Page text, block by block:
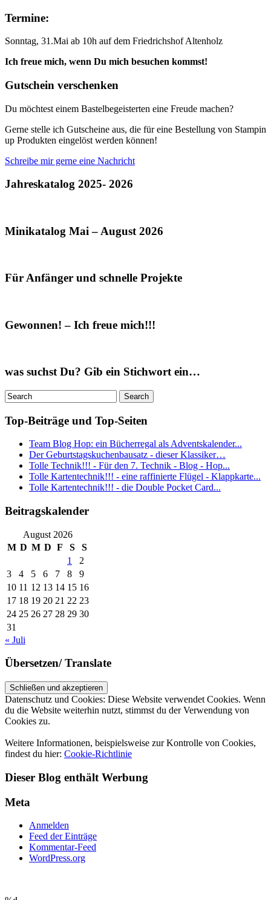
Termine:
Sonntag, 31.Mai ab 10h auf dem Friedrichshof Altenholz
Ich freue mich, wenn Du mich besuchen kommst!
Gutschein verschenken
Du möchtest einem Bastelbegeisterten eine Freude machen?
Gerne stelle ich Gutscheine aus, die für eine Bestellung von Stampin
up Produkten eingelöst werden können!
Schreibe mir gerne eine Nachricht
Jahreskatalog 2025- 2026
Minikatalog Mai – August 2026
Für Anfänger und schnelle Projekte
Gewonnen! – Ich freue mich!!!
was suchst Du? Gib ein Stichwort ein…
Top-Beiträge und Top-Seiten
Team Blog Hop: ein Bücherregal als Adventskalender...
Der Geburtstagskuchenbausatz - dieser Klassiker…
Tolle Technik!!! - Für den 7. Technik - Blog - Hop...
Tolle Kartentechnik!!! - eine raffinierte Flügel - Klappkarte...
Tolle Kartentechnik!!! - die Double Pocket Card...
Beitragskalender
August 2026
M D M D F S
S
1
2
3
4 5 6 7 8
9
10 11 12 13 14 15 16
17 18 19 20 21 22 23
24 25 26 27 28 29 30
31
« Juli
Übersetzen/ Translate
Datenschutz und Cookies: Diese Website verwendet Cookies. Wenn
du die Website weiterhin nutzt, stimmst du der Verwendung von
Cookies zu.
Weitere Informationen, beispielsweise zur Kontrolle von Cookies,
findest du hier: Cookie-Richtlinie
Dieser Blog enthält Werbung
Meta
Anmelden
Feed der Einträge
Kommentar-Feed
WordPress.org